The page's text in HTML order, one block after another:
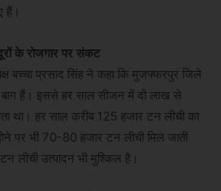
के रोजगार पर संकट
बच्चा प्रसाद सिंह ने कहा कि मुजफ्फरपुर जिले
हैं। इससे हर साल सीजन में दो लाख से
था। हर साल करीब 125 हजार टन लीची का
पर भी 70-80 हजार टन लीची मिल जाती
लीची उत्पादन भी मुश्किल है।